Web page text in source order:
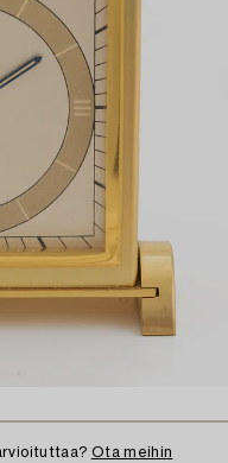
Ota meihin